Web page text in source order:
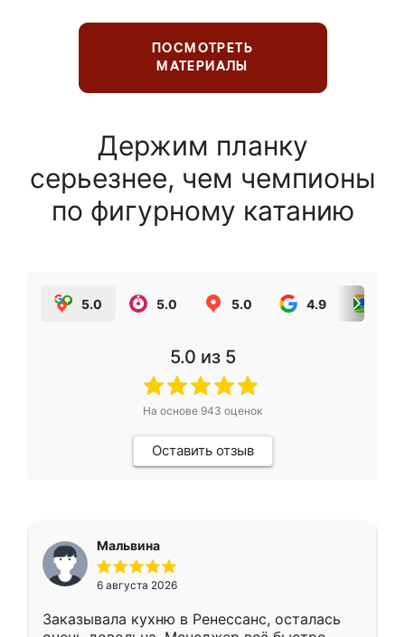
ПОСМОТРЕТЬ
МАТЕРИАЛЫ
Держим планку
серьезнее, чем чемпионы
по фигурному катанию
5.0 5.0 5.0 4.9
5.0 из 5
На основе 943 оценок
Оставить отзыв
Мальвина
6 августа 2026
Заказывала кухню в Ренессанс, осталась